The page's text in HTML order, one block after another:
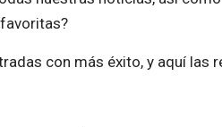
con más éxito, y aquí las